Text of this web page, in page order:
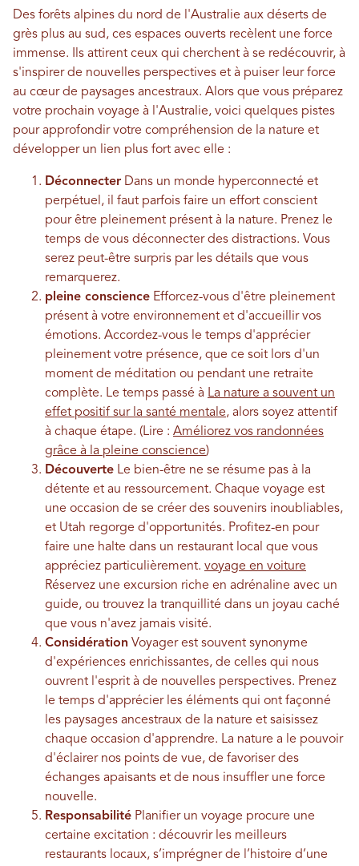
Des forêts alpines du nord de l'Australie aux déserts de
grès plus au sud, ces espaces ouverts recèlent une force
immense. Ils attirent ceux qui cherchent à se redécouvrir, à
s'inspirer de nouvelles perspectives et à puiser leur force
au cœur de paysages ancestraux. Alors que vous préparez
votre prochain voyage à l'Australie, voici quelques pistes
pour approfondir votre compréhension de la nature et
développer un lien plus fort avec elle :
Déconnecter Dans un monde hyperconnecté et
perpétuel, il faut parfois faire un effort conscient
pour être pleinement présent à la nature. Prenez le
temps de vous déconnecter des distractions. Vous
serez peut-être surpris par les détails que vous
remarquerez.
pleine conscience Efforcez-vous d'être pleinement
présent à votre environnement et d'accueillir vos
émotions. Accordez-vous le temps d'apprécier
pleinement votre présence, que ce soit lors d'un
moment de méditation ou pendant une retraite
complète. Le temps passé à La nature a souvent un
effet positif sur la santé mentale, alors soyez attentif
à chaque étape. (Lire : Améliorez vos randonnées
grâce à la pleine conscience)
Découverte Le bien-être ne se résume pas à la
détente et au ressourcement. Chaque voyage est
une occasion de se créer des souvenirs inoubliables,
et Utah regorge d'opportunités. Profitez-en pour
faire une halte dans un restaurant local que vous
appréciez particulièrement. voyage en voiture
Réservez une excursion riche en adrénaline avec un
guide, ou trouvez la tranquillité dans un joyau caché
que vous n'avez jamais visité.
Considération Voyager est souvent synonyme
d'expériences enrichissantes, de celles qui nous
ouvrent l'esprit à de nouvelles perspectives. Prenez
le temps d'apprécier les éléments qui ont façonné
les paysages ancestraux de la nature et saisissez
chaque occasion d'apprendre. La nature a le pouvoir
d'éclairer nos points de vue, de favoriser des
échanges apaisants et de nous insuffler une force
nouvelle.
Responsabilité Planifier un voyage procure une
certaine excitation : découvrir les meilleurs
restaurants locaux, s’imprégner de l’histoire d’une